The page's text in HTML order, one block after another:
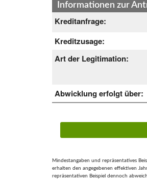
Informationen zur
Kreditanfrage:
Kreditzusage:
Art der Legitimation:
Abwicklung erfolgt über:
Mindestangaben und repräsentatives
erhalten den angegebenen effektiven
repräsentativen Beispiel dennoch